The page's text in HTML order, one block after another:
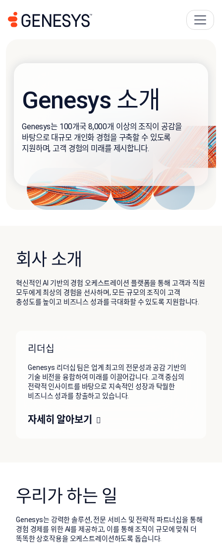
Genesys 소개
Genesys는 100개국 8,000개 이상의 조직이 공감을
바탕으로 대규모 개인화 경험을 구축할 수 있도록
지원하며, 고객 경험의 미래를 제시합니다.
회사 소개
혁신적인 AI 기반의 경험 오케스트레이션 플랫폼을 통해 고객과 직원
모두에게 최상의 경험을 선사하며, 모든 규모의 조직이 고객
충성도를 높이고 비즈니스 성과를 극대화할 수 있도록 지원합니다.
리더십
Genesys 리더십 팀은 업계 최고의 전문성과 공감 기반의
기술 비전을 융합하여 미래를 이끌어갑니다. 고객 중심의
전략적 인사이트를 바탕으로 지속적인 성장과 탁월한
비즈니스 성과를 창출하고 있습니다.
자세히 알아보기
우리가 하는 일
Genesys는 강력한 솔루션, 전문 서비스 및 전략적 파트너십을 통해
경험 경제를 위한 AI를 제공하고, 이를 통해 조직이 규모에 맞춰 더
똑똑한 상호작용을 오케스트레이션하도록 돕습니다.